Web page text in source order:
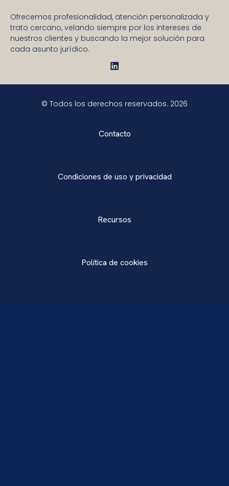
Ofrecemos profesionalidad, atención personalizada y
trato cercano, velando siempre por los intereses de
nuestros clientes y buscando la mejor solución para
cada asunto jurídico.
© Todos los derechos reservados. 2026
Contacto
Condiciones de uso y privacidad
Recursos
Política de cookies